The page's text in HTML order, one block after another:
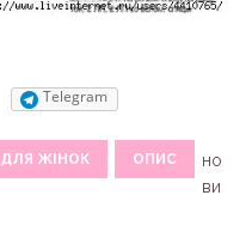
Telegram
ДЛЯ ЖІНОК ОПИС
но
ви